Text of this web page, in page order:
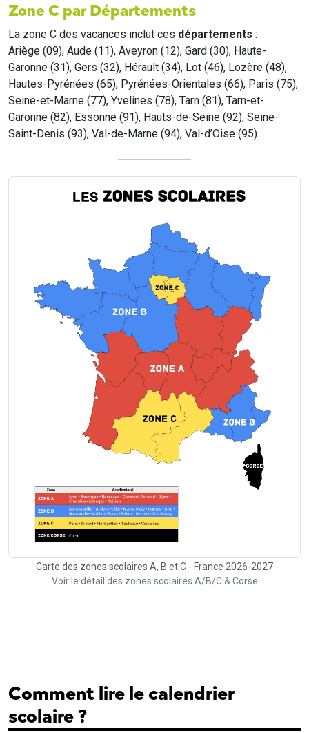
Zone C par Départements
La zone C des vacances inclut ces départements :
Ariège (09), Aude (11), Aveyron (12), Gard (30), Haute-
Garonne (31), Gers (32), Hérault (34), Lot (46), Lozère (48),
Hautes-Pyrénées (65), Pyrénées-Orientales (66), Paris (75),
Seine-et-Marne (77), Yvelines (78), Tarn (81), Tarn-et-
Garonne (82), Essonne (91), Hauts-de-Seine (92), Seine-
Saint-Denis (93), Val-de-Marne (94), Val-d’Oise (95).
Carte des zones scolaires A, B et C - France 2026-2027
Voir le détail des zones scolaires A/B/C & Corse
Comment lire le calendrier
scolaire ?